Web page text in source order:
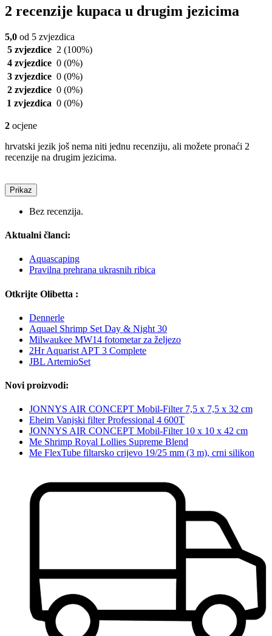
2 recenzije kupaca u drugim jezicima
5,0 od 5 zvjezdica
5 zvjezdice 2 (100%)
4 zvjezdice 0 (0%)
3 zvjezdice 0 (0%)
2 zvjezdice 0 (0%)
1 zvjezdica 0 (0%)
2 ocjene
hrvatski jezik još nema niti jednu recenziju, ali možete pronaći 2
recenzije na drugim jezicima.
Prikaz
Bez recenzija.
Aktualni članci:
Aquascaping
Pravilna prehrana ukrasnih ribica
Otkrijte Olibetta :
Dennerle
Aquael Shrimp Set Day & Night 30
Milwaukee MW14 fotometar za željezo
2Hr Aquarist APT 3 Complete
JBL ArtemioSet
Novi proizvodi:
JONNYS AIR CONCEPT Mobil-Filter 7,5 x 7,5 x 32 cm
Eheim Vanjski filter Professional 4 600T
JONNYS AIR CONCEPT Mobil-Filter 10 x 10 x 42 cm
Me Shrimp Royal Lollies Supreme Blend
Me FlexTube filtarsko crijevo 19/25 mm (3 m), crni silikon